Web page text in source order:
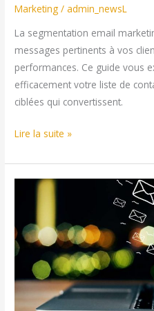
Marketing /admin_newsL
La segmentation email
messages pertinents à vos
performances. Ce guide vous
efficacement votre liste de
ciblées qui convertissent.
Segmentation
Marketing
pour
Optimiser
Campagnes
Lire la suite »